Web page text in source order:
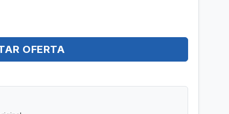
OFERTA